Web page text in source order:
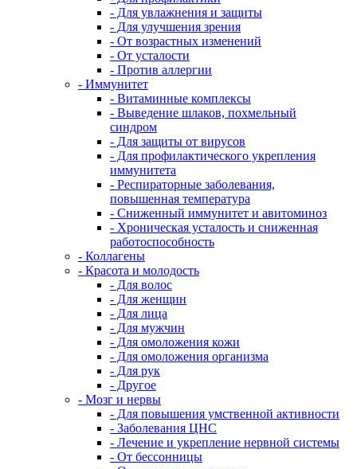
- Для увлажнения и защиты
- Для улучшения зрения
- От возрастных изменений
- От усталости
- Против аллергии
- Иммунитет
- Витаминные комплексы
- Выведение шлаков, похмельный
синдром
- Для защиты от вирусов
- Для профилактического укрепления
иммунитета
- Респираторные заболевания,
повышенная температура
- Сниженный иммунитет и авитоминоз
- Хроническая усталость и сниженная
работоспособность
- Коллагены
- Красота и молодость
- Для волос
- Для женщин
- Для лица
- Для мужчин
- Для омоложения кожи
- Для омоложения организма
- Для рук
- Другое
- Мозг и нервы
- Для повышения умственной активности
- Заболевания ЦНС
- Лечение и укрепление нервной системы
- От бессонницы